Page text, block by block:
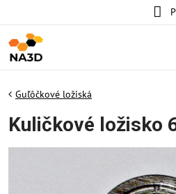
Guľôčkové ložiská
Kuličkové ložisko